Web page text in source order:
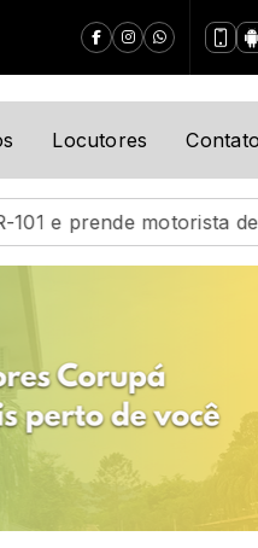
Locutores Contato
24 anos Acidente